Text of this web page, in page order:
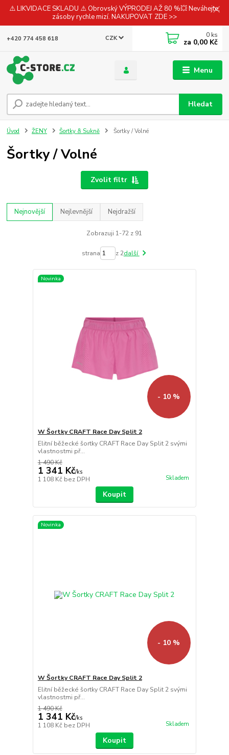
⚠️ LIKVIDACE SKLADU ⚠️ Obrovský VÝPRODEJ AŽ 80 %💥 Neváhejte,
zásoby rychle mizí. NAKUPOVAT ZDE >>
Menu
CZK
Hledat
+420 774 458 618 0 ks
za 0,00 Kč
Úvod ŽENY Šortky & Sukně Šortky / Volné
Šortky / Volné
Zvolit filtr
Nejnovější Nejlevnější Nejdražší
Zobrazuji 1-72 z 91
strana z 2další
Novinka
- 10 %
W Šortky CRAFT Race Day Split 2
Elitní běžecké šortky CRAFT Race Day Split 2 svými
vlastnostmi př...
1 490 Kč
1 341 Kč/ks
1 108 Kč bez DPH Skladem
Koupit
Novinka
- 10 %
W Šortky CRAFT Race Day Split 2
Elitní běžecké šortky CRAFT Race Day Split 2 svými
vlastnostmi př...
1 490 Kč
1 341 Kč/ks
1 108 Kč bez DPH Skladem
Koupit